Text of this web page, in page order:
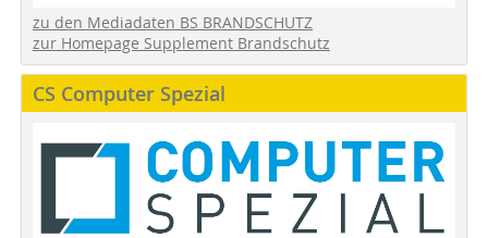
zu den Mediadaten BS BRANDSCHUTZ
zur Homepage Supplement Brandschutz
CS Computer Spezial